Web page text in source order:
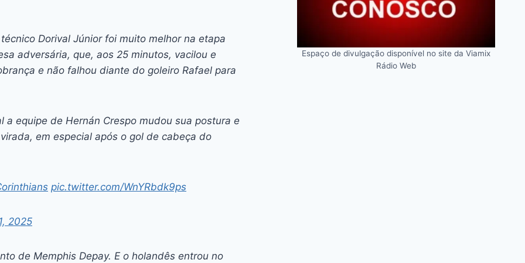
Dorival Júnior foi muito melhor na etapa
adversária, que, aos 25 minutos, vacilou e
e não falhou diante do goleiro Rafael para
equipe de Hernán Crespo mudou sua postura e
em especial após o gol de cabeça do
pic.twitter.com/WnYRbdk9ps
2025
de Memphis Depay. E o holandês entrou no
Espaço de divulgação disponível no site da Viamix
Rádio Web